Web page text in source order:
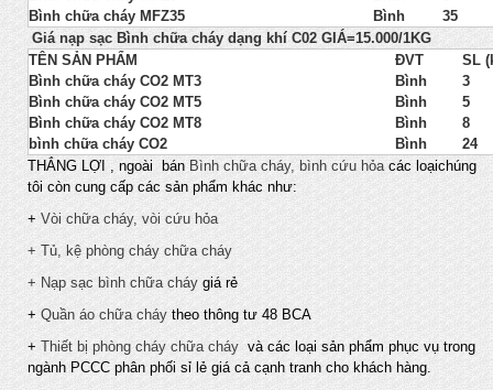
Bình chữa cháy MFZ35
Bình
35
Giá nạp sạc Bình chữa cháy dạng khí C02 GIÁ=15.000/1KG
TÊN SẢN PHẨM
ĐVT
SL
Bình chữa cháy CO2 MT3
Bình
3
Bình chữa cháy CO2 MT5
Bình
5
Bình chữa cháy CO2 MT8
Bình
8
bình chữa cháy CO2
Bình
24
THẮNG LỢI , ngoài bán Bình chữa cháy, bình cứu hỏacác loạichúng
tôi còn cung cấp các sản phẩm khác như:
+ Vòi chữa cháy, vòi cứu hỏa
+ Tủ, kệ phòng cháy chữa cháy
+ Nạp sạc bình chữa cháy giá rẻ
+ Quần áo chữa cháy theo thông tư 48 BCA
+ Thiết bị phòng cháy chữa cháy và các loại sản phẩm phục vụ trong
ngành PCCC phân phối sỉ lẻ giá cả cạnh tranh cho khách hàng.